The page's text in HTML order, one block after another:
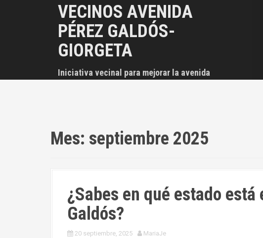
a
VECINOS AVENIDA
PÉREZ GALDÓS-
GIORGETA
Iniciativa vecinal para mejorar la avenida
Mes: septiembre 2025
¿Sabes en qué estado
Galdós?
20 septiembre, 2025 MariaJe